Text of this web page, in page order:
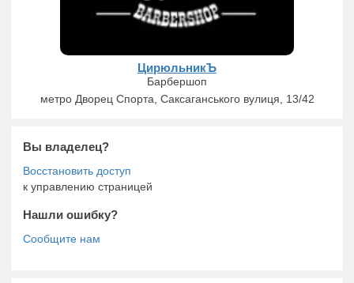
ЦирюльникЪ
Барбершоп
метро Дворец Спорта, Саксаганського вулиця, 13/42
Вы владелец?
к управлению страницей
Нашли ошибку?